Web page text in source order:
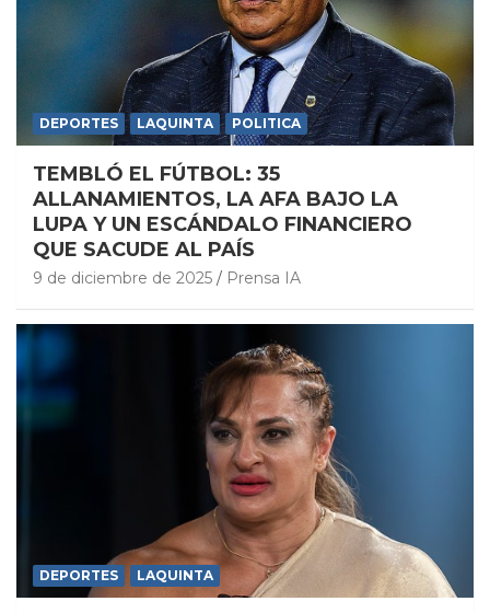
DEPORTES LAQUINTA POLITICA
TEMBLÓ EL FÚTBOL: 35
ALLANAMIENTOS, LA AFA BAJO LA
LUPA Y UN ESCÁNDALO FINANCIERO
QUE SACUDE AL PAÍS
9 de diciembre de 2025 Prensa IA
DEPORTES LAQUINTA